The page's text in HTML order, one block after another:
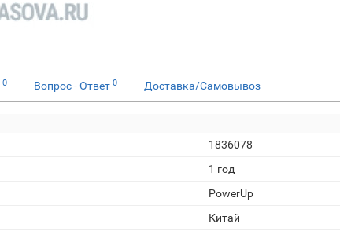
0 Вопрос - Ответ 0 Доставка/Самовывоз
1836078
1 год
PowerUp
Китай